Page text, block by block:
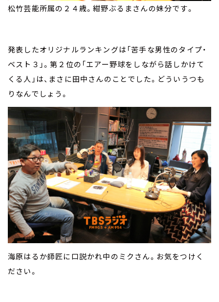
松竹芸能所属の２４歳。紺野ぶるまさんの妹分です。
発表したオリジナルランキングは「苦手な男性のタイプ・
ベスト３」。第２位の「エアー野球をしながら話しかけて
くる人」は、まさに田中さんのことでした。どういうつも
りなんでしょう。
海原はるか師匠に口説かれ中のミクさん。お気をつけく
ださい。